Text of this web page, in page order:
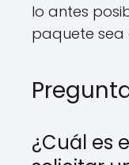
lo antes
paquete sea
¿Cuál es